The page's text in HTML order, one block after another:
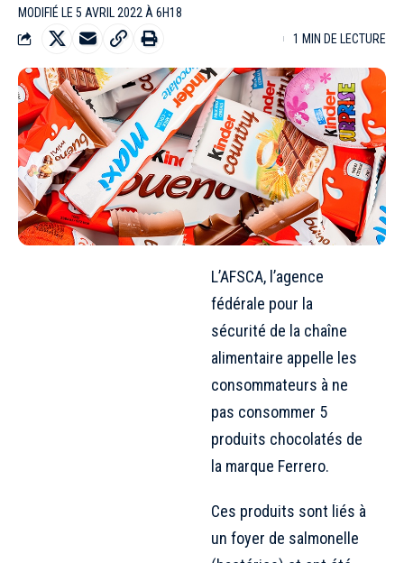
MODIFIÉ LE 5 AVRIL 2022 À 6H18
1 MIN DE LECTURE
L’AFSCA, l’agence
fédérale pour la
sécurité de la chaîne
alimentaire appelle les
consommateurs à ne
pas consommer 5
produits chocolatés de
la marque Ferrero.
Ces produits sont liés à
un foyer de salmonelle